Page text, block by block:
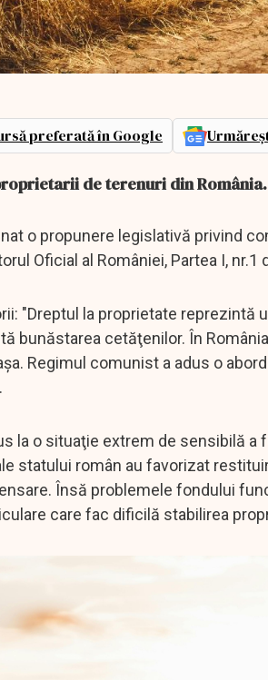
preferată în Google
de terenuri din România.
o propunere legislativă privind
Oficial al României, Partea I, nr.1
"Dreptul la proprietate reprezintă
bunăstarea cetăţenilor. În
Regimul comunist a adus o
la o situaţie extrem de sensibilă
statului român au favorizat
Însă problemele fondului
care fac dificilă stabilirea